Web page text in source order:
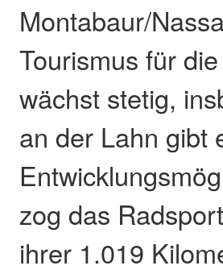
Montabaur/
Tourismus für
wächst stetig,
an der Lahn gibt
zog das
ihrer 1.019